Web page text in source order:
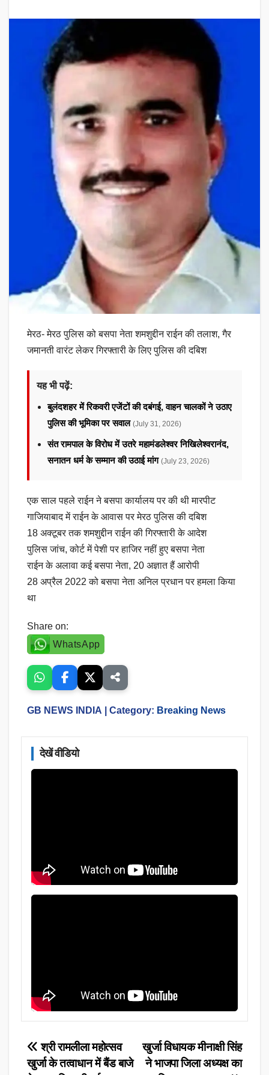
मेरठ- मेरठ पुलिस को बसपा नेता शमशुद्दीन राईन की तलाश, गैर
जमानती वारंट लेकर गिरफ्तारी के लिए पुलिस की दबिश
यह भी पढ़ें:
बुलंदशहर में रिकवरी एजेंटों की दबंगई, वाहन चालकों ने उठाए
पुलिस की भूमिका पर सवाल (July 31, 2026)
संत रामपाल के विरोध में उतरे महामंडलेश्वर निखिलेश्वरानंद,
सनातन धर्म के सम्मान की उठाई मांग (July 23, 2026)
एक साल पहले राईन ने बसपा कार्यालय पर की थी मारपीट
गाजियाबाद में राईन के आवास पर मेरठ पुलिस की दबिश
18 अक्टूबर तक शमशुद्दीन राईन की गिरफ्तारी के आदेश
पुलिस जांच, कोर्ट में पेशी पर हाजिर नहीं हुए बसपा नेता
राईन के अलावा कई बसपा नेता, 20 अज्ञात हैं आरोपी
28 अप्रैल 2022 को बसपा नेता अनिल प्रधान पर हमला किया
था
Share on:
WhatsApp
GB NEWS INDIA | Category: Breaking News
देखें वीडियो
Post
खुर्जा विधायक मीनाक्षी सिंह
ने भाजपा जिला अध्यक्ष का
श्री रामलीला महोत्सव
खुर्जा के तत्वाधान में बैंड बाजे